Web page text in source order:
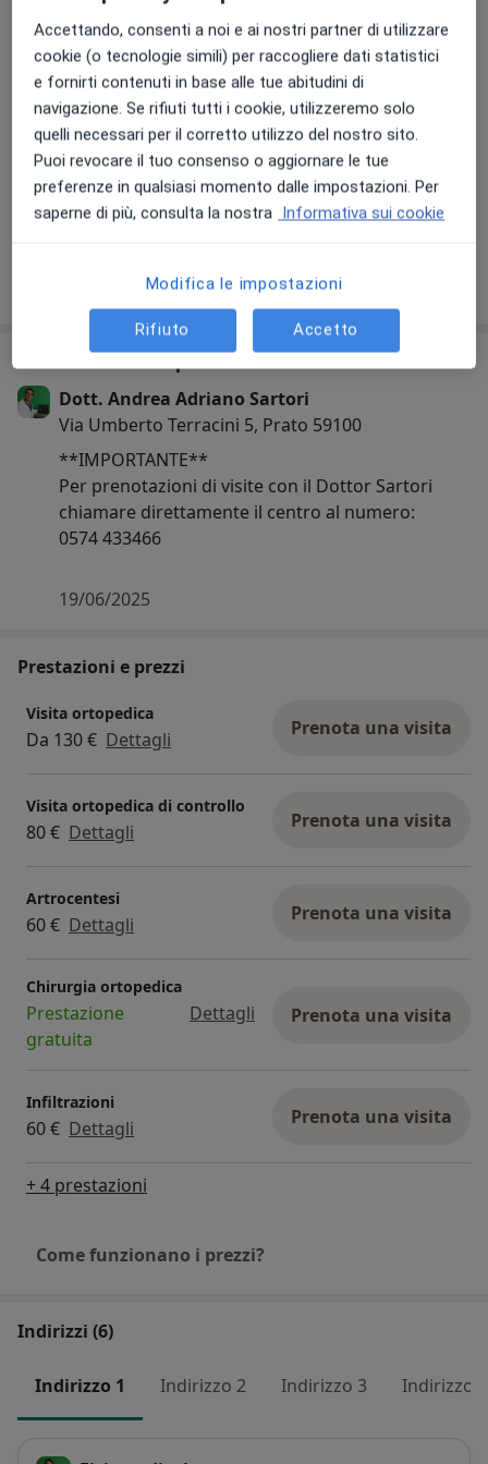
Ipoestesia
+54a11y_sr_more_diseases
Presso questo indirizzo visito
Adulti
Bambini a partire da 10 anni (Solo in alcuni indirizzi)
Tipologia di visite
In studioVisualizza gli indirizzi (6)
Mostra dettagli
sull'esperienza
Comunicazioni importanti
Dott. Andrea Adriano Sartori
Via Umberto Terracini 5, Prato 59100
**IMPORTANTE**
Per prenotazioni di visite con il Dottor Sartori
chiamare direttamente il centro al numero:
0574 433466
19/06/2025
Prestazioni e prezzi
Visita ortopedica
Da 130 € Dettagli Prenota una visita
Visita ortopedica di controllo
80 € Dettagli Prenota una visita
Artrocentesi
60 € Dettagli Prenota una visita
Chirurgia ortopedica
Prestazione
gratuita
Dettagli Prenota una visita
Infiltrazioni
60 € Dettagli Prenota una visita
+ 4 prestazioni
Come funzionano i prezzi?
Indirizzi (6)
Indirizzo 1 Indirizzo 2 Indirizzo 3 Indirizzo 4
Accettando, consenti a noi e ai nostri partner di utilizzare
cookie (o tecnologie simili) per raccogliere dati statistici
e fornirti contenuti in base alle tue abitudini di
navigazione. Se rifiuti tutti i cookie, utilizzeremo solo
quelli necessari per il corretto utilizzo del nostro sito.
Puoi revocare il tuo consenso o aggiornare le tue
preferenze in qualsiasi momento dalle impostazioni. Per
saperne di più, consulta la nostra Informativa sui cookie
Modifica le impostazioni
Rifiuto Accetto